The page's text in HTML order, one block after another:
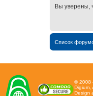
Вы уверены,
Список
© 2008
Digium,
Design